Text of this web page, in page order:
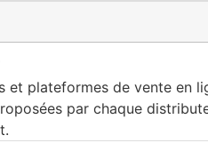
et plateformes de vente en
par chaque